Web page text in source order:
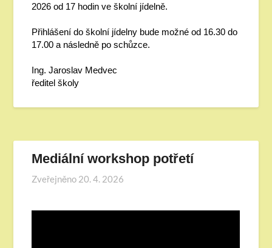
2026 od 17 hodin ve školní jídelně.
Přihlášení do školní jídelny bude možné od 16.30 do
17.00 a následně po schůzce.
Ing. Jaroslav Medvec
ředitel školy
Mediální workshop potřetí
Zveřejněno 20. 4. 2026